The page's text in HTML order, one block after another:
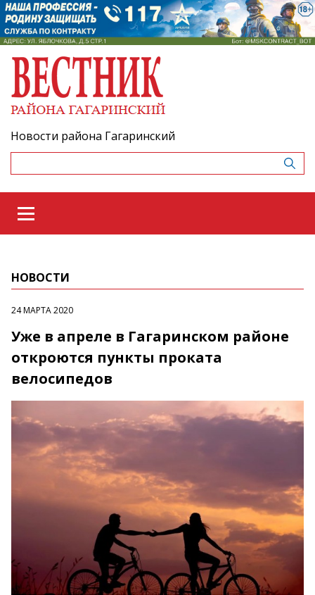
Новости района Гагаринский
НОВОСТИ
24 МАРТА 2020
Уже в апреле в Гагаринском районе
откроются пункты проката
велосипедов